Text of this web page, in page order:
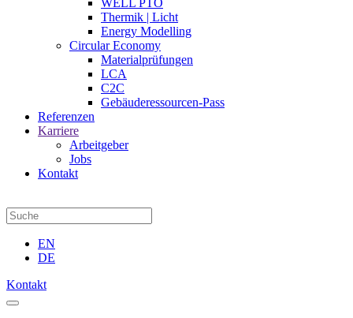
WELL PTO
Thermik | Licht
Energy Modelling
Circular Economy
Materialprüfungen
LCA
C2C
Gebäuderessourcen-Pass
Referenzen
Karriere
Arbeitgeber
Jobs
Kontakt
EN
DE
Kontakt